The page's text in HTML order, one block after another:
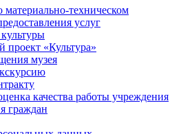
техническом
услуг
«Культура»
музея
качества работы учреждения
граждан